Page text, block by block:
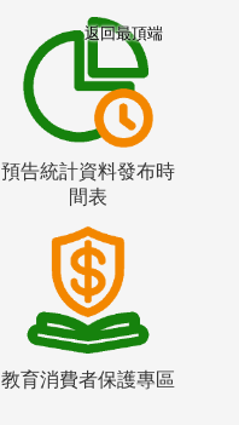
預告統計資料發布時
間表
教育消費者保護專區
返回最頂端